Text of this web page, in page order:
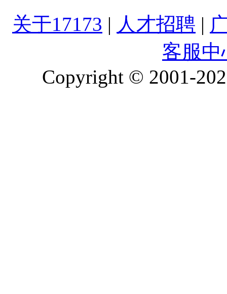
关于17173 | 人才招聘 |
客服中
Copyright © 2001-